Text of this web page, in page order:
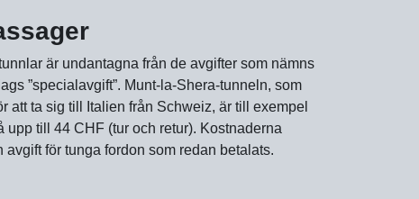
är undantagna från de avgifter som nämns
”specialavgift”. Munt-la-Shera-tunneln, som
att ta sig till Italien från Schweiz, är till exempel
upp till 44 CHF (tur och retur). Kostnaderna
för tunga fordon som redan betalats.